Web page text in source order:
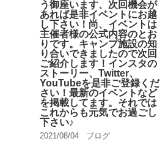
う御座います、次回機会が
あれば是非イベントにお越
し下さい！尚、イベントは
主催者様の公式内容のとお
りです。キャンプ️施設の知
り合いできましたので次回
ご紹介します！インスタの
ストーリー、Twitter、
YouTubeを是非ご登録くだ
さい！最新のイベントなど
を掲載してます。それでは
これからも元気でお過ごし
下さい♪
2021/08/04
ブログ